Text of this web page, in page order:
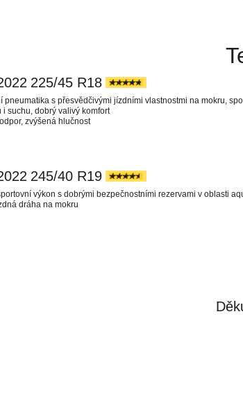
225/45 R18
pneumatika s přesvědčivými jízdními vlastnostmi na mokru,
i suchu, dobrý valivý komfort
zvýšená hlučnost
245/40 R19
výkon s dobrými bezpečnostními rezervami v oblasti
dráha na mokru